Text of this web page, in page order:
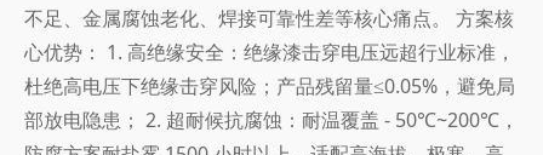
不足、金属腐蚀老化、焊接可靠性差等核心痛点。 方案核
心优势： 1. 高绝缘安全：绝缘漆击穿电压远超行业标准，
杜绝高电压下绝缘击穿风险；产品残留量≤0.05%，避免局
部放电隐患； 2. 超耐候抗腐蚀：耐温覆盖 - 50℃~200℃，